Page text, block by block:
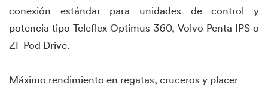
conexión estándar para unidades de control y
potencia tipo Teleflex Optimus 360, Volvo Penta IPS o
ZF Pod Drive.
Máximo rendimiento en regatas, cruceros y placer